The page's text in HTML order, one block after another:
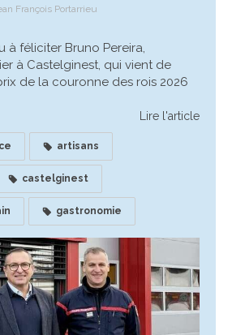
François Portarrieu
à féliciter Bruno Pereira,
à Castelginest, qui vient de
de la couronne des rois 2026
Lire l'article
artisans
castelginest
gastronomie